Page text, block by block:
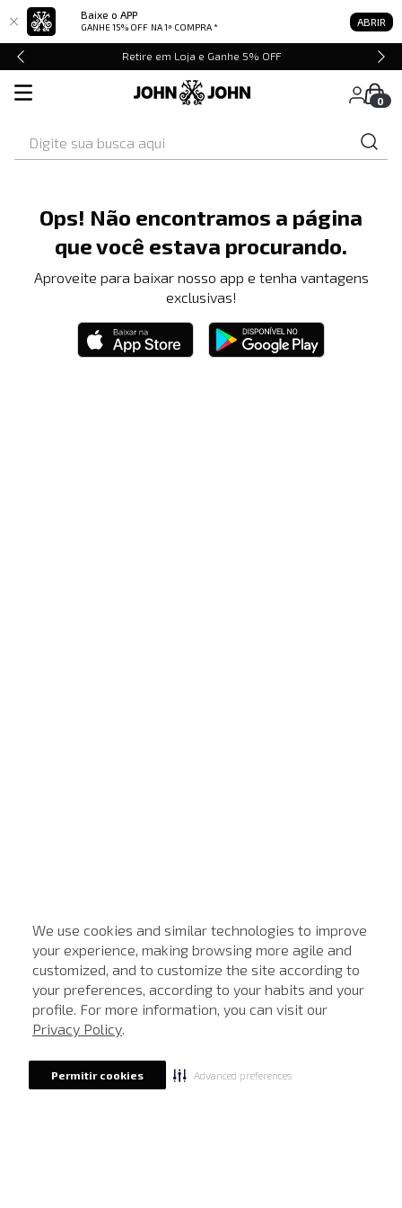
Baixe o APP
GANHE 15% OFF NA 1ª COMPRA * ABRIR
We use cookies and similar technologies to improve
your experience, making browsing more agile and
customized, and to customize the site according to
your preferences, according to your habits and your
profile. For more information, you can visit our
Privacy Policy.
Permitir cookies Advanced preferences
Retire em Loja e Ganhe 5% OFF
0
Ops! Não encontramos a página
que você estava procurando.
Aproveite para baixar nosso app e tenha vantagens
exclusivas!